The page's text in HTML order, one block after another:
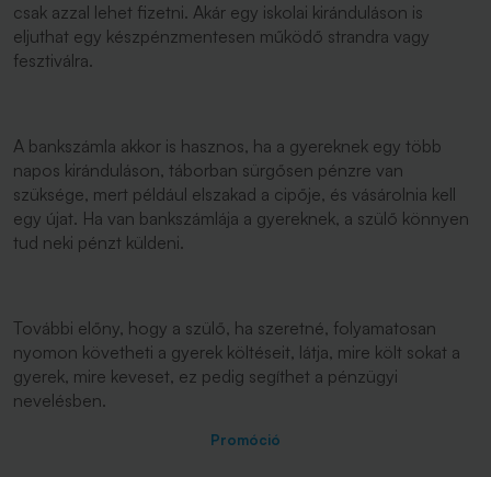
csak azzal lehet fizetni. Akár egy iskolai kiránduláson is
eljuthat egy készpénzmentesen működő strandra vagy
fesztiválra.
A bankszámla akkor is hasznos, ha a gyereknek egy több
napos kiránduláson, táborban sürgősen pénzre van
szüksége, mert például elszakad a cipője, és vásárolnia kell
egy újat. Ha van bankszámlája a gyereknek, a szülő könnyen
tud neki pénzt küldeni.
További előny, hogy a szülő, ha szeretné, folyamatosan
nyomon követheti a gyerek költéseit, látja, mire költ sokat a
gyerek, mire keveset, ez pedig segíthet a pénzügyi
nevelésben.
Promóció